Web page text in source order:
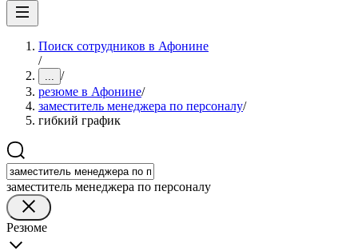
Поиск сотрудников в Афонине
/
... /
резюме в Афонине/
заместитель менеджера по персоналу/
гибкий график
заместитель менеджера по персоналу
Резюме